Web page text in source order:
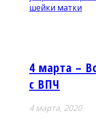
4 марта –
с ВПЧ
4 мартa, 2020